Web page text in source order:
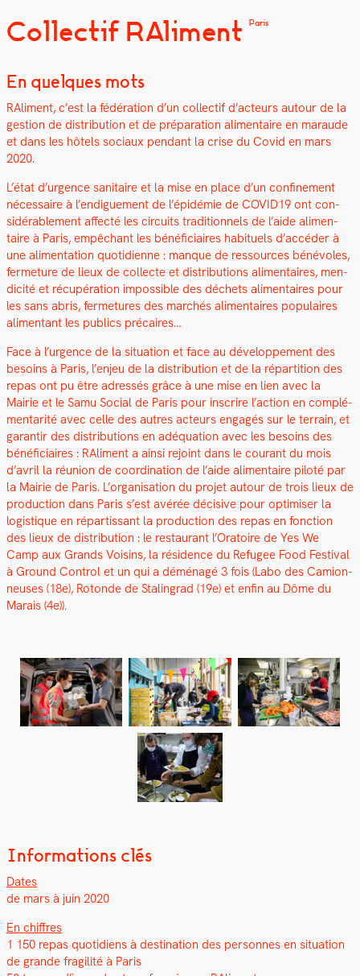
Collectif RAliment Paris
En quelques mots
RAl­i­ment, c’est la fédéra­tion d’un col­lec­tif d’acteurs autour de la
ges­tion de dis­tri­b­u­tion et de pré­pa­ra­tion ali­men­taire en maraude
et dans les hôtels soci­aux pen­dant la crise du Covid en mars
2020.
L’état d’urgence san­i­taire et la mise en place d’un con­fine­ment
néces­saire à l’endiguement de l’épidémie de COVID19 ont con­
sid­érable­ment affec­té les cir­cuits tra­di­tion­nels de l’aide ali­men­
taire à Paris, empêchant les béné­fi­ci­aires habituels d’accéder à
une ali­men­ta­tion quo­ti­di­enne : manque de ressources bénév­oles,
fer­me­ture de lieux de col­lecte et dis­tri­b­u­tions ali­men­taires, men­
dic­ité et récupéra­tion impos­si­ble des déchets ali­men­taires pour
les sans abris, fer­me­tures des marchés ali­men­taires pop­u­laires
ali­men­tant les publics pré­caires…
Face à l’urgence de la sit­u­a­tion et face au développe­ment des
besoins à Paris, l’enjeu de la dis­tri­b­u­tion et de la répar­ti­tion des
repas ont pu être adressés grâce à une mise en lien avec la
Mairie et le Samu Social de Paris pour inscrire l’action en com­plé­
men­tar­ité avec celle des autres acteurs engagés sur le ter­rain, et
garan­tir des dis­tri­b­u­tions en adéqua­tion avec les besoins des
béné­fi­ci­aires : RAl­i­ment a ain­si rejoint dans le courant du mois
d’avril la réu­nion de coor­di­na­tion de l’aide ali­men­taire piloté par
la Mairie de Paris. L’organisation du pro­jet autour de trois lieux de
pro­duc­tion dans Paris s’est avérée déci­sive pour opti­miser la
logis­tique en répar­tis­sant la pro­duc­tion des repas en fonc­tion
des lieux de dis­tri­b­u­tion : le restau­rant l’Oratoire de Yes We
Camp aux Grands Voisins, la rési­dence du Refugee Food Fes­ti­val
à Ground Con­trol et un qui a démé­nagé 3 fois (Labo des Camion­
neuses (18e), Rotonde de Stal­in­grad (19e) et enfin au Dôme du
Marais (4e)).
Informations clés
Dates
de mars à juin 2020
En chiffres
1 150 repas quo­ti­di­ens à des­ti­na­tion des per­son­nes en sit­u­a­tion
de grande fragilité à Paris